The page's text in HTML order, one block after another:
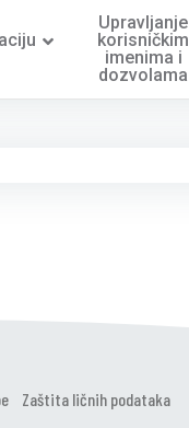
Upravljanje
korisničkim
imenima i
dozvolama
Zaštita ličnih podataka